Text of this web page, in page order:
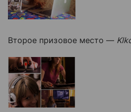
Второе призовое место —